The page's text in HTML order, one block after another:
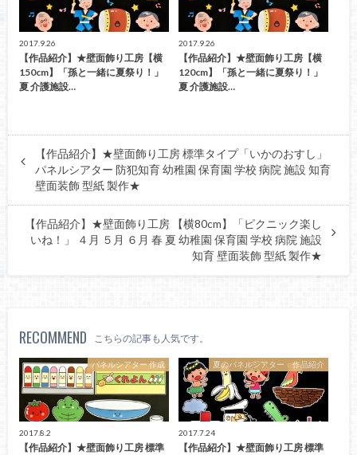
2017.9.26
【作品紹介】★壁面飾り工房【横
150cm】「孫と一緒に夏祭り！」
夏 介護施設…
2017.9.26
【作品紹介】★壁面飾り工房【横
120cm】「孫と一緒に夏祭り！」
夏 介護施設…
【作品紹介】★壁面飾り工房 標準タイプ「いかのおすし」
パネルシアター 防犯知育 幼稚園 保育園 学校 病院 施設 知育
壁面装飾 型紙 製作★
【作品紹介】★壁面飾り工房 【横80cm】「ピクニック楽し
いね！」 ４月 ５月 ６月 春 夏 幼稚園 保育園 学校 病院 施設
知育 壁面装飾 型紙 製作★
RECOMMEND こちらの記事も人気です。
パネルシアター 作成
2017.8.2
【作品紹介】★壁面飾り工房 標準
夏のパネルシアター 作品紹介
2017.7.24
【作品紹介】★壁面飾り工房 標準